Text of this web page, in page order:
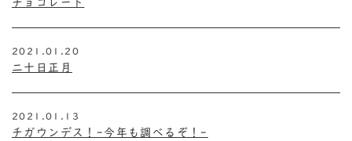
チョコレート
2021.01.20
二十日正月
2021.01.13
チガウンデス！-今年も調べるぞ！-